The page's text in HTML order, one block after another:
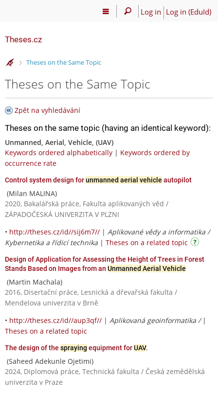
Log in Log in (EduId)
Theses.cz
>
Theses on the Same Topic
Theses on the Same Topic
Zpět na vyhledávání
Theses on the same topic (having an identical keyword):
Unmanned, Aerial, Vehicle, (UAV)
Keywords ordered alphabetically | Keywords ordered by
occurrence rate
Control system design forunmanned aerial vehicle autopilot
(Milan MALINA)
2020, Bakalářská práce, Fakulta aplikovaných věd /
ZÁPADOČESKÁ UNIVERZITA V PLZNI
• http://theses.cz/id//sij6m7// | Aplikované vědy a informatika /
Kybernetika a řídicí technika | Theses on a related topic
Design of Application for Assessing the Height of Trees in Forest
Stands Based on Images from an Unmanned Aerial Vehicle
(Martin Machala)
2016, Disertační práce, Lesnická a dřevařská fakulta /
Mendelova univerzita v Brně
• http://theses.cz/id//aup3qf// | Aplikovaná geoinformatika / |
Theses on a related topic
The design of the spraying equipment forUAV.
(Saheed Adekunle Ojetimi)
2024, Diplomová práce, Technická fakulta / Česká zemědělská
univerzita v Praze